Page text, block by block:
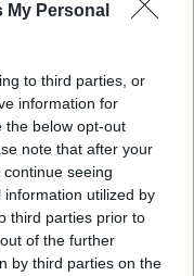
My Personal
to third parties, or
information for
the below opt-out
note that after your
seeing
utilized by
third parties prior to
of the further
by third parties on the